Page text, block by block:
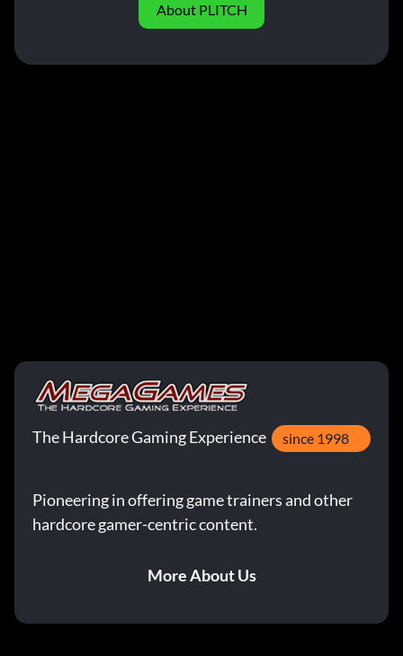
About PLITCH
The Hardcore Gaming Experience since 1998
Pioneering in offering game trainers and other
hardcore gamer-centric content.
More About Us